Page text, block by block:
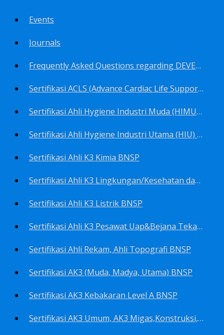
Events
Journals
Frequently Asked Questions regarding DEVELOP Training Center
Sertifikasi ACLS (Advance Cardiac Life Support) BNSP
Sertifikasi Ahli Hygiene Industri Muda (HIMU) BNSP
Sertifikasi Ahli Hygiene Industri Utama (HIU) BNSP
Sertifikasi Ahli K3 Kimia BNSP
Sertifikasi Ahli K3 Lingkungan/Kesehatan dan Keselamatan Kerja Lingkungan
Sertifikasi Ahli K3 Listrik BNSP
Sertifikasi Ahli K3 Pesawat Uap&Bejana Tekan BNSP
Sertifikasi Ahli Rekam, Ahli Topografi BNSP
Sertifikasi AK3 (Muda, Madya, Utama) BNSP
Sertifikasi AK3 Kebakaran Level A BNSP
Sertifikasi AK3 Umum, AK3 Migas,Konstruksi,Listrik&Boiler BNSP